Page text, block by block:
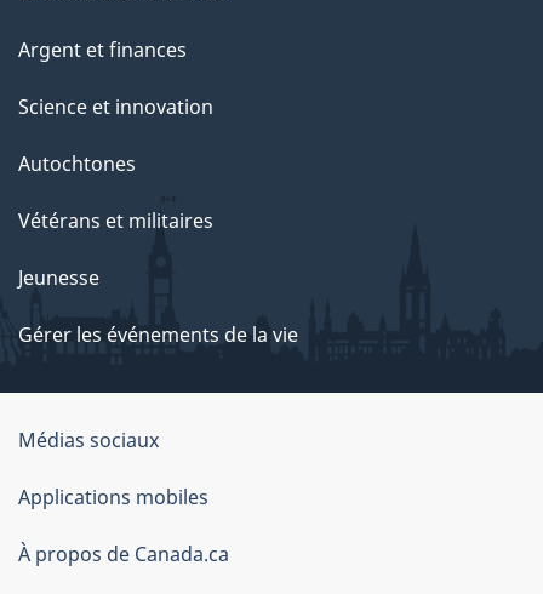
Argent et finances
Science et innovation
Autochtones
Vétérans et militaires
Jeunesse
Gérer les événements de la vie
Organisation
du
gouvernement
du
Médias sociaux
Applications mobiles
À propos de Canada.ca